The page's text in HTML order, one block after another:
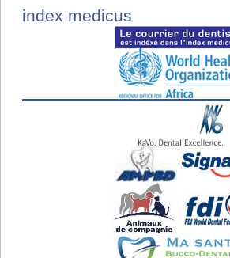
index medicus